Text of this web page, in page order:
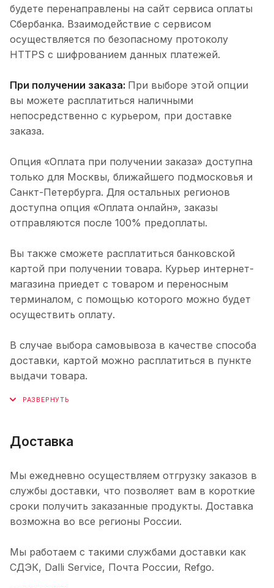
будете перенаправлены на сайт сервиса оплаты
Сбербанка. Взаимодействие с сервисом
осуществляется по безопасному протоколу
HTTPS с шифрованием данных платежей.
При получении заказа: При выборе этой опции
вы можете расплатиться наличными
непосредственно с курьером, при доставке
заказа.
Опция «Оплата при получении заказа» доступна
только для Москвы, ближайшего подмосковья и
Санкт-Петербурга. Для остальных регионов
доступна опция «Оплата онлайн», заказы
отправляются после 100% предоплаты.
Вы также сможете расплатиться банковской
картой при получении товара. Курьер интернет-
магазина приедет с товаром и переносным
терминалом, с помощью которого можно будет
осуществить оплату.
В случае выбора самовывоза в качестве способа
доставки, картой можно расплатиться в пункте
выдачи товара.
Доставка
Мы ежедневно осуществляем отгрузку заказов в
службы доставки, что позволяет вам в короткие
сроки получить заказанные продукты. Доставка
возможна во все регионы России.
Мы работаем с такими службами доставки как
СДЭК, Dalli Service, Почта России, Refgo.